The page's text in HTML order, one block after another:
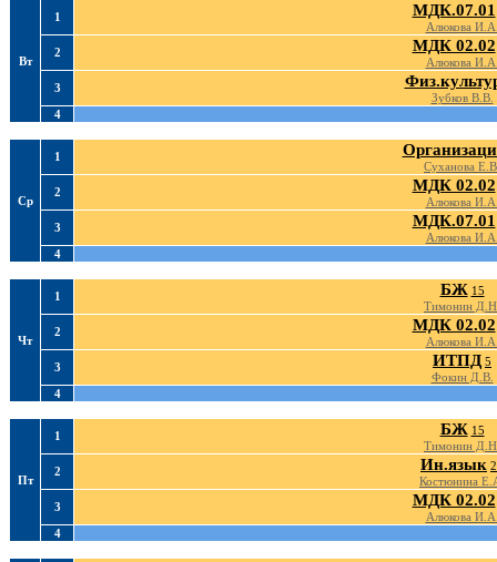
Вт
1 МДК.07.01
Алюкова
2
МДК 02.02
Алюкова
3
Зубков В.В.
4
Ср
1
Суханова
2
МДК 02.02
Алюкова
3
МДК.07.01
Алюкова
4
Чт
1 БЖ 15
Тимонин
2
МДК 02.02
Алюкова
3
ИТПД 5
Фокин Д.В.
4
Пт
1 БЖ 15
Тимонин
2
Ин.язык
Костюнина
3
МДК 02.02
Алюкова
4